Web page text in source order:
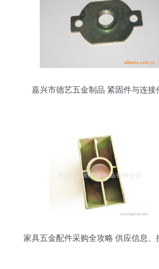
嘉兴市德艺五金制品 紧固件与连接
家具五金配件采购全攻略 供应信息、